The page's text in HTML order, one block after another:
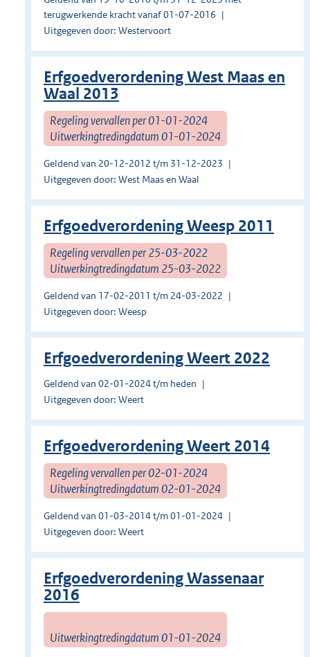
terugwerkende kracht vanaf 01-07-2016
Uitgegeven door: Westervoort
Erfgoedverordening West Maas en
Waal 2013
Regeling vervallen per 01-01-2024
Uitwerkingtredingdatum 01-01-2024
Geldend van 20-12-2012 t/m 31-12-2023
Uitgegeven door: West Maas en Waal
Erfgoedverordening Weesp 2011
Regeling vervallen per 25-03-2022
Uitwerkingtredingdatum 25-03-2022
Geldend van 17-02-2011 t/m 24-03-2022
Uitgegeven door: Weesp
Erfgoedverordening Weert 2022
Geldend van 02-01-2024 t/m heden
Uitgegeven door: Weert
Erfgoedverordening Weert 2014
Regeling vervallen per 02-01-2024
Uitwerkingtredingdatum 02-01-2024
Geldend van 01-03-2014 t/m 01-01-2024
Uitgegeven door: Weert
Erfgoedverordening Wassenaar
2016
Uitwerkingtredingdatum 01-01-2024